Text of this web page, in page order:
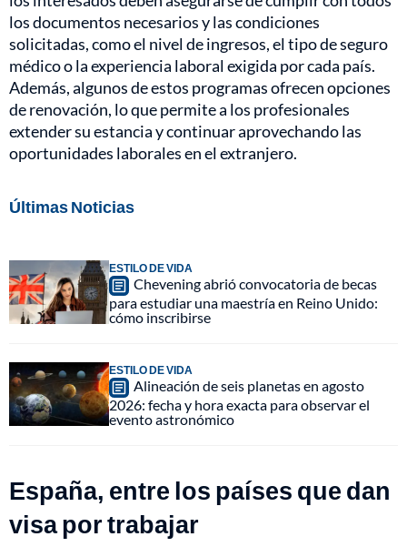
los documentos necesarios y las condiciones
solicitadas, como el nivel de ingresos, el tipo de seguro
médico o la experiencia laboral exigida por cada país.
Además, algunos de estos programas ofrecen opciones
de renovación, lo que permite a los profesionales
extender su estancia y continuar aprovechando las
oportunidades laborales en el extranjero.
Últimas Noticias
ESTILO DE VIDA
Chevening abrió convocatoria de becas
para estudiar una maestría en Reino Unido:
cómo inscribirse
ESTILO DE VIDA
Alineación de seis planetas en agosto
2026: fecha y hora exacta para observar el
evento astronómico
España, entre los países que dan
visa por trabajar